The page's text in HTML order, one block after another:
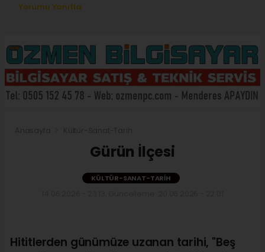
Yorumu Yanıtla
Gürün İlçesi
KÜLTÜR-SANAT-TARIH
Hititlerden günümüze uzanan tarihi, "Beş